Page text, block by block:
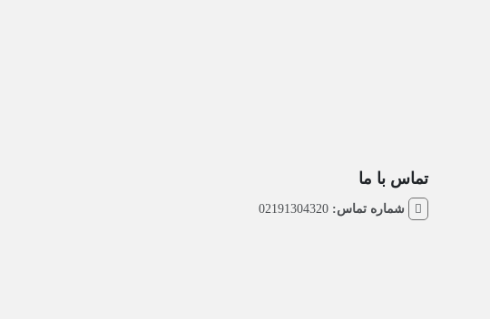
تماس با ما
شماره تماس: 02191304320